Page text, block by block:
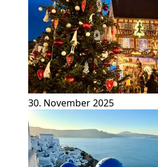
30. November 2025